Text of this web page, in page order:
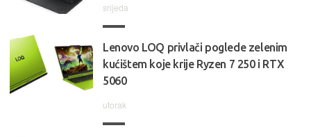
srijeda
Lenovo LOQ privlači poglede zelenim
kućištem koje krije Ryzen 7 250 i RTX
5060
utorak